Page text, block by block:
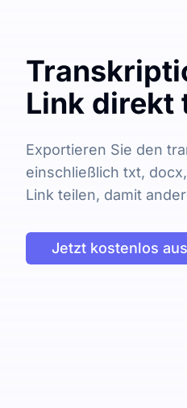
Link direkt
Exportieren Sie den
einschließlich txt,
Link teilen, damit
Jetzt kostenlos